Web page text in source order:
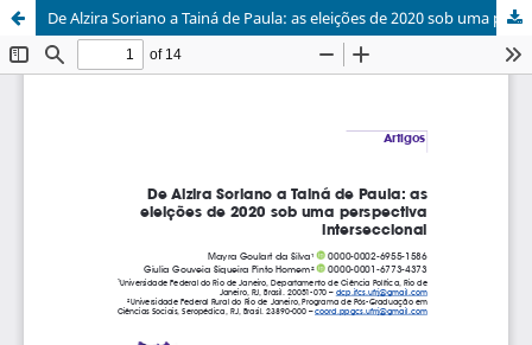
De Alzira Soriano a Tainá de Paula: as eleições de 2020 sob uma perspectiva interseccional